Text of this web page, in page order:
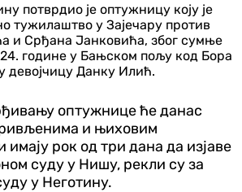
потврдио је оптужницу коју је
тужилаштво у Зајечару против
и Срђана Јанковића, због сумње
године у Бањском пољу код Бора
девојчицу Данку Илић.
оптужнице ће данас
и њиховим
имају рок од три дана да изјаве
суду у Нишу, рекли су за
у Неготину.